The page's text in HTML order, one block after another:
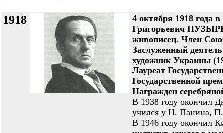
1918
4 октября 1918 года
Григорьевич
живописец. Член
Заслуженный
художник Украины
Лауреат
Государственной
Награжден
В 1938 году окончил
учился у Н. Панина,
В 1946 году окончил